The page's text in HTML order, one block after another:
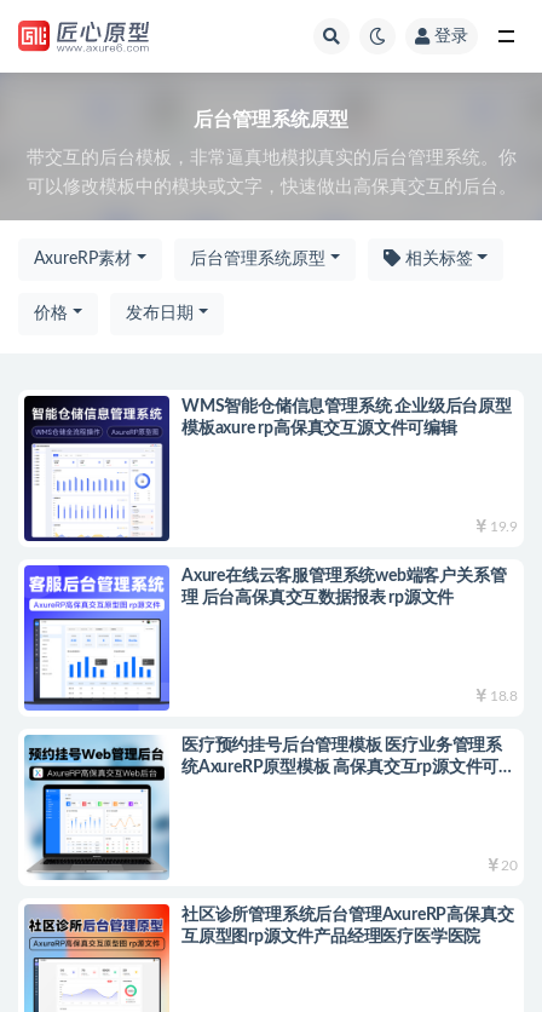
登录
后台管理系统原型
带交互的后台模板，非常逼真地模拟真实的后台管理系统。你
可以修改模板中的模块或文字，快速做出高保真交互的后台。
AxureRP素材 后台管理系统原型 相关标签
价格 发布日期
WMS智能仓储信息管理系统 企业级后台原型
模板axure rp高保真交互源文件可编辑
19.9
Axure在线云客服管理系统web端客户关系管
理 后台高保真交互数据报表 rp源文件
18.8
医疗预约挂号后台管理模板 医疗业务管理系
统AxureRP原型模板 高保真交互rp源文件可编
20
社区诊所管理系统后台管理AxureRP高保真交
互原型图rp源文件产品经理医疗医学医院